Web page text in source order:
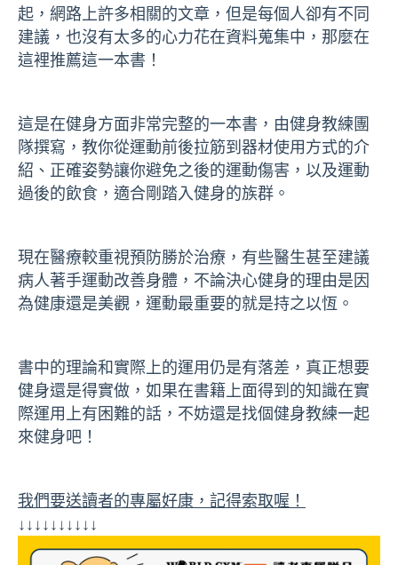
起，網路上許多相關的文章，但是每個人卻有不同
建議，也沒有太多的心力花在資料蒐集中，那麼在
這裡推薦這一本書 ！
這是在健身方面非常完整的一本書，由健身教練團
隊撰寫，教你從運動前後拉筋到器材使用方式的介
紹、正確姿勢讓你避免之後的運動傷害，以及運動
過後的飲食，適合剛踏入健身的族群。
現在醫療較重視預防勝於治療，有些醫生甚至建議
病人著手運動改善身體，不論決心健身的理由是因
為健康還是美觀，運動最重要的就是持之以恆。
書中的理論和實際上的運用仍是有落差，真正想要
健身還是得實做，如果在書籍上面得到的知識在實
際運用上有困難的話，不妨還是找個健身教練一起
來健身吧！
我們要送讀者的專屬好康，記得索取喔！
↓↓↓↓↓↓↓↓↓↓